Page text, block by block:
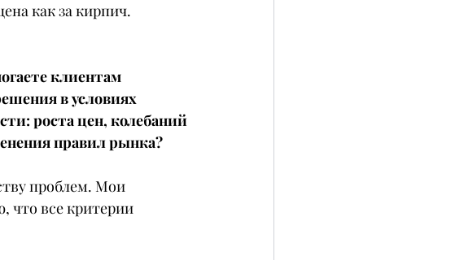
как за кирпич.
клиентам
в условиях
роста цен, колебаний
правил рынка?
проблем. Мои
что все критерии